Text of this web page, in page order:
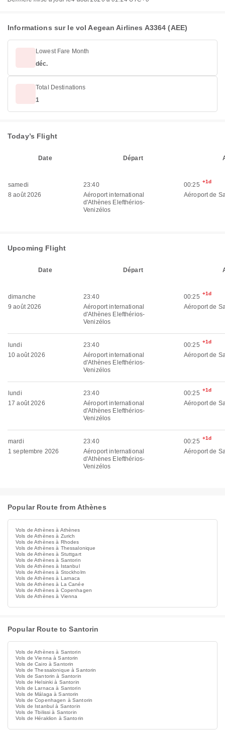
Informations sur le vol Aegean Airlines A3364 (AEE)
Lowest Fare Month
déc.
Total Destinations
1
Today’s Flight
Date Départ
samedi
8 août 2026
23:40
Aéroport international
d'Athènes Elefthérios-
Venizélos
00:25 +1d
Aéroport de
Upcoming Flight
Date Départ
dimanche
9 août 2026
23:40
Aéroport international
d'Athènes Elefthérios-
Venizélos
00:25 +1d
Aéroport de
lundi
10 août 2026
23:40
Aéroport international
d'Athènes Elefthérios-
Venizélos
00:25 +1d
Aéroport de
lundi
17 août 2026
23:40
Aéroport international
d'Athènes Elefthérios-
Venizélos
00:25 +1d
Aéroport de
mardi
1 septembre 2026
23:40
Aéroport international
d'Athènes Elefthérios-
Venizélos
00:25 +1d
Aéroport de
Popular Route from Athènes
Vols de Athènes à Athènes
Vols de Athènes à Zurich
Vols de Athènes à Rhodes
Vols de Athènes à Thessalonique
Vols de Athènes à Stuttgart
Vols de Athènes à Santorin
Vols de Athènes à Istanbul
Vols de Athènes à Stockholm
Vols de Athènes à Larnaca
Vols de Athènes à La Canée
Vols de Athènes à Copenhagen
Vols de Athènes à Vienna
Popular Route to Santorin
Vols de Athènes à Santorin
Vols de Vienna à Santorin
Vols de Cairo à Santorin
Vols de Thessalonique à Santorin
Vols de Santorin à Santorin
Vols de Helsinki à Santorin
Vols de Larnaca à Santorin
Vols de Málaga à Santorin
Vols de Copenhagen à Santorin
Vols de Istanbul à Santorin
Vols de Tbilissi à Santorin
Vols de Héraklion à Santorin